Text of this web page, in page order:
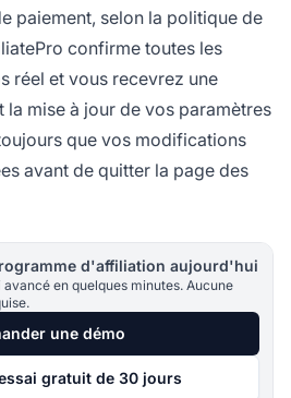
paiement, selon la politique de
confirme toutes les
réel et vous recevrez une
mise à jour de vos paramètres
que vos modifications
avant de quitter la page des
d'affiliation aujourd'hui
en quelques minutes. Aucune
une démo
gratuit de 30 jours